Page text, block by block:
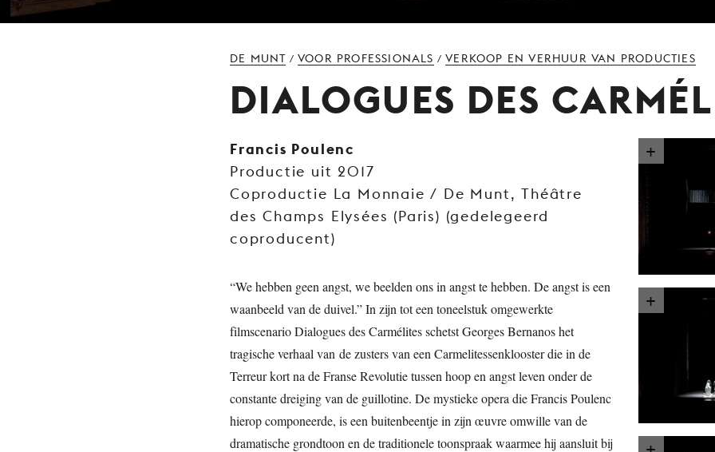
DE MUNT /VOOR PROFESSIONALS /VERKOOP EN VERHUUR VAN PRODUCTIES
DIALOGUES DES
Francis Poulenc
Productie uit 2017
Coproductie La Monnaie / De Munt, Théâtre
des Champs Elysées (Paris) (gedelegeerd
coproducent)
“We hebben geen angst, we beelden ons in angst te hebben. De angst is een
waanbeeld van de duivel.” In zijn tot een toneelstuk omgewerkte
filmscenario Dialogues des Carmélites schetst Georges Bernanos het
tragische verhaal van de zusters van een Carmelitessenklooster die in de
Terreur kort na de Franse Revolutie tussen hoop en angst leven onder de
constante dreiging van de guillotine. De mystieke opera die Francis Poulenc
hierop componeerde, is een buitenbeentje in zijn œuvre omwille van de
dramatische grondtoon en de traditionele toonspraak waarmee hij aansluit bij